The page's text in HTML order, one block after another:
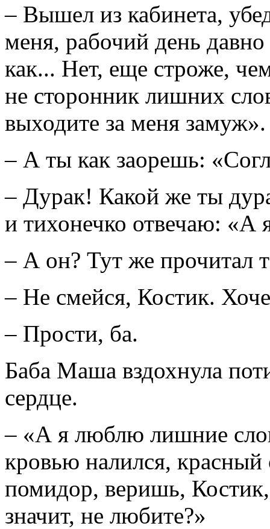
– Вышел из кабинета,
меня, рабочий день
как... Нет, еще строже,
не сторонник лишних
выходите за меня замуж».
– А ты как заорешь:
– Дурак! Какой же ты
и тихонечко отвечаю:
– А он? Тут же прочитал
– Не смейся, Костик.
– Прости, ба.
Баба Маша вздохнула
сердце.
– «А я люблю лишние
кровью налился, красный
помидор, веришь,
значит, не любите?»